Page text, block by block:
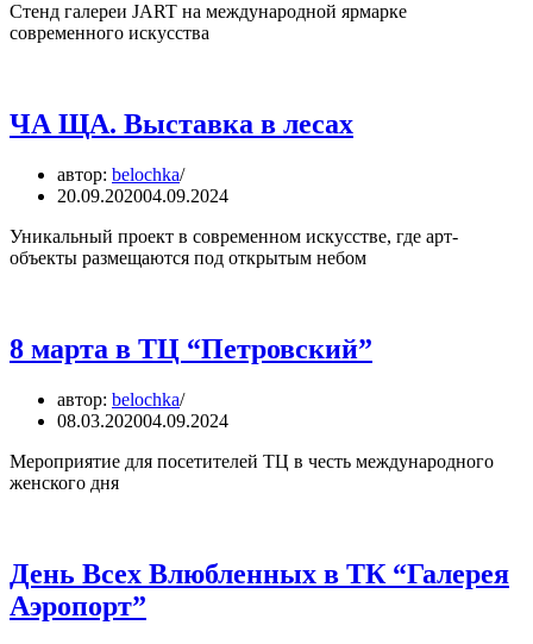
Стенд галереи JART на международной ярмарке
современного искусства
ЧА ЩА. Выставка в лесах
автор: belochka
20.09.202004.09.2024
Уникальный проект в современном искусстве, где арт-
объекты размещаются под открытым небом
8 марта в ТЦ “Петровский”
автор: belochka
08.03.202004.09.2024
Мероприятие для посетителей ТЦ в честь международного
женского дня
День Всех Влюбленных в ТК “Галерея
Аэропорт”